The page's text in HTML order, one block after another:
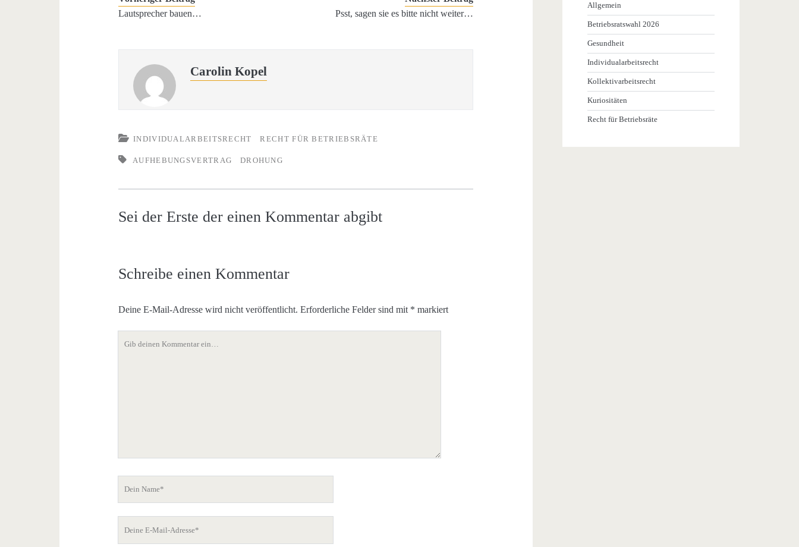
Lautsprecher bauen…
Psst, sagen sie es bitte nicht weiter…
Carolin Kopel
INDIVIDUALARBEITSRECHT RECHT FÜR BETRIEBSRÄTE
AUFHEBUNGSVERTRAG DROHUNG
Sei der Erste der einen Kommentar abgibt
Schreibe einen Kommentar
Deine E-Mail-Adresse wird nicht veröffentlicht. Erforderliche Felder sind mit * markiert
Allgemein
Betriebsratswahl 2026
Gesundheit
Individualarbeitsrecht
Kollektivarbeitsrecht
Kuriositäten
Recht für Betriebsräte